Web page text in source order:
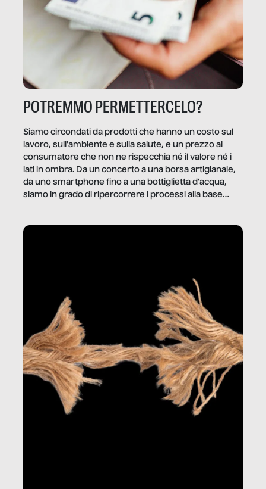
POTREMMO PERMETTERCELO?
Siamo circondati da prodotti che hanno un costo sul
lavoro, sull’ambiente e sulla salute, e un prezzo al
consumatore che non ne rispecchia né il valore né i
lati in ombra. Da un concerto a una borsa artigianale,
da uno smartphone fino a una bottiglietta d’acqua,
siamo in grado di ripercorrere i processi alla base
dietro gli oggetti e i servizi che fanno la nostra vita